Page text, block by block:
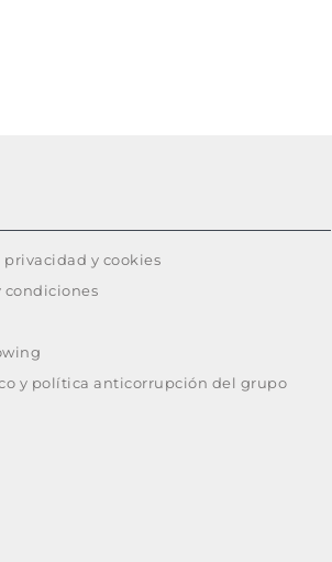
y cookies
condiciones
y política anticorrupción del grupo